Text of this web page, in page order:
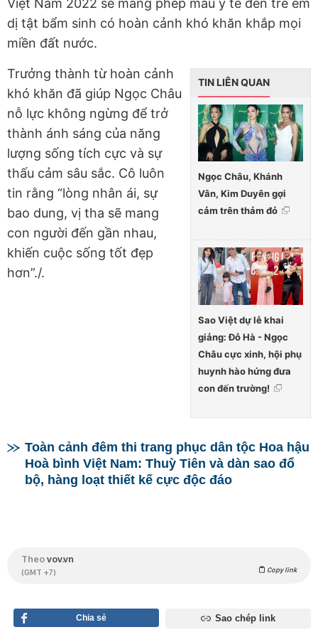
dị tật bẩm sinh có hoàn cảnh khó khăn khắp mọi
miền đất nước.
TIN LIÊN QUAN
Ngọc Châu, Khánh
Vân, Kim Duyên gợi
cảm trên thảm đỏ
Sao Việt dự lễ khai
giảng: Đỗ Hà - Ngọc
Châu cực xinh, hội phụ
huynh hào hứng đưa
con đến trường!
Trưởng thành từ hoàn cảnh
khó khăn đã giúp Ngọc Châu
nỗ lực không ngừng để trở
thành ánh sáng của năng
lượng sống tích cực và sự
thấu cảm sâu sắc. Cô luôn
tin rằng “lòng nhân ái, sự
bao dung, vị tha sẽ mang
con người đến gần nhau,
khiến cuộc sống tốt đẹp
hơn”./.
Toàn cảnh đêm thi trang phục dân tộc Hoa hậu
Hoà bình Việt Nam: Thuỳ Tiên và dàn sao đổ
bộ, hàng loạt thiết kế cực độc đáo
Theovov.vn
(GMT +7) Copy link
Chia sẻ Sao chép link